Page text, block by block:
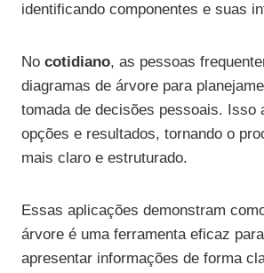
identificando componentes e suas
No cotidiano, as pessoas
diagramas de árvore para
tomada de decisões pessoais. Isso
opções e resultados, tornando o
mais claro e estruturado.
Essas aplicações demonstram
árvore é uma ferramenta eficaz
apresentar informações de forma